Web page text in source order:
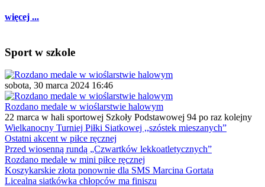
więcej ...
Sport w szkole
sobota, 30 marca 2024 16:46
Rozdano medale w wioślarstwie halowym
22 marca w hali sportowej Szkoły Podstawowej 94 po raz kolejny
Wielkanocny Turniej Piłki Siatkowej ,,szóstek mieszanych”
Ostatni akcent w piłce ręcznej
Przed wiosenną rundą „Czwartków lekkoatletycznych”
Rozdano medale w mini piłce ręcznej
Koszykarskie złota ponownie dla SMS Marcina Gortata
Licealna siatkówka chłopców ma finiszu